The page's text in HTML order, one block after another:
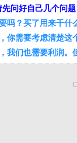
问好自己几个问题
吗？买了用来干什
你需要考虑清楚这
我们也需要利润